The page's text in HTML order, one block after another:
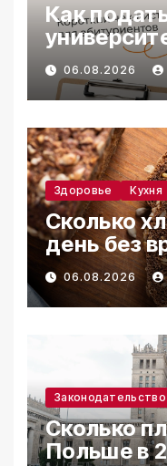
Как
06.08.2026
Здоровье Кухня
Сколько
день без
06.08.2026
Законодательство
Сколько
Польше в